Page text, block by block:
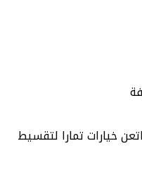
عن خيارات تمارا لتقسيط